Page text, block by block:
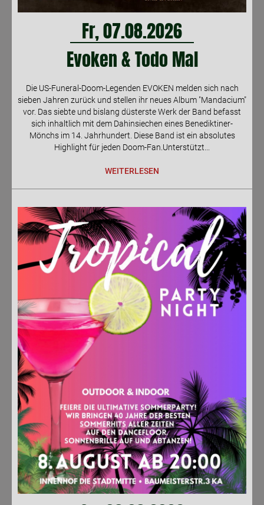
Fr, 07.08.2026
Evoken & Todo Mal
Die US-Funeral-Doom-Legenden EVOKEN melden sich nach
sieben Jahren zurück und stellen ihr neues Album "Mandacium"
vor. Das siebte und bislang düsterste Werk der Band befasst
sich inhaltlich mit dem Dahin­siechen eines Benediktiner-
Mönchs im 14. Jahr­hundert. Diese Band ist ein absolutes
Highlight für jeden Doom-Fan.Unterstützt...
WEITERLESEN